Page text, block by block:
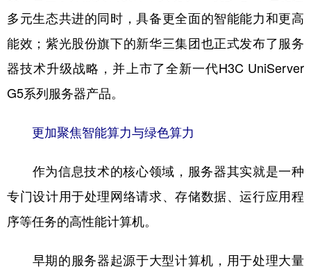
多元生态共进的同时，具备更全面的智能能力和更高
能效；紫光股份旗下的新华三集团也正式发布了服务
器技术升级战略，并上市了全新一代H3C UniServer
G5系列服务器产品。
更加聚焦智能算力与绿色算力
作为信息技术的核心领域，服务器其实就是一种
专门设计用于处理网络请求、存储数据、运行应用程
序等任务的高性能计算机。
早期的服务器起源于大型计算机，用于处理大量